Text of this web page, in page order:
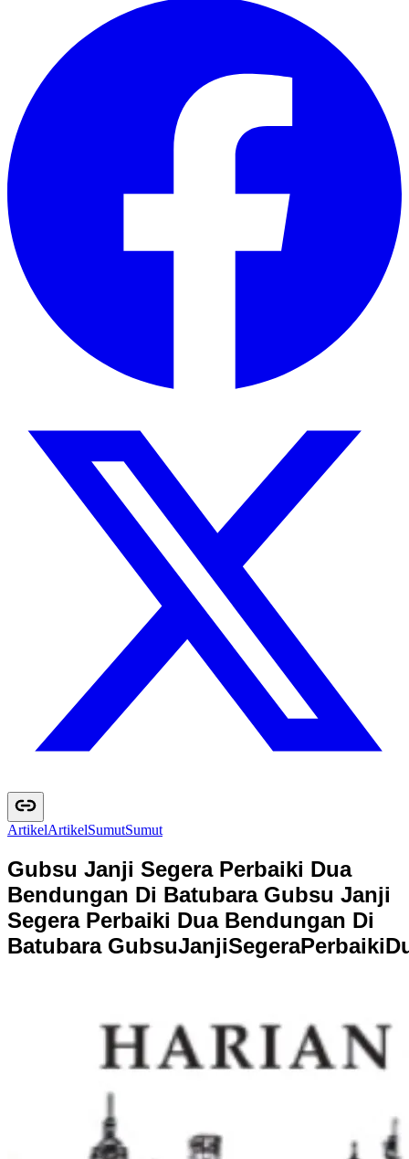
ArtikelArtikelSumutSumut
Gubsu Janji Segera Perbaiki Dua
Bendungan Di Batubara Gubsu Janji
Segera Perbaiki Dua Bendungan Di
Batubara GubsuJanjiSegeraPerbaikiD